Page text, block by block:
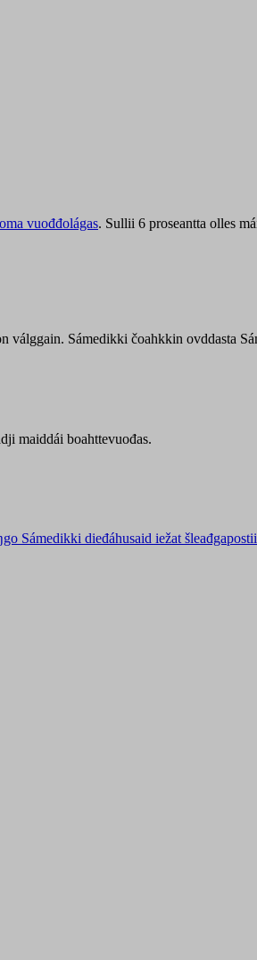
vuođđolágas. Sullii 6 proseantta olles
Sámedikki čoahkkin ovddasta
maiddái boahttevuođas.
Sámedikki dieđáhusaid iežat šleađgapostii